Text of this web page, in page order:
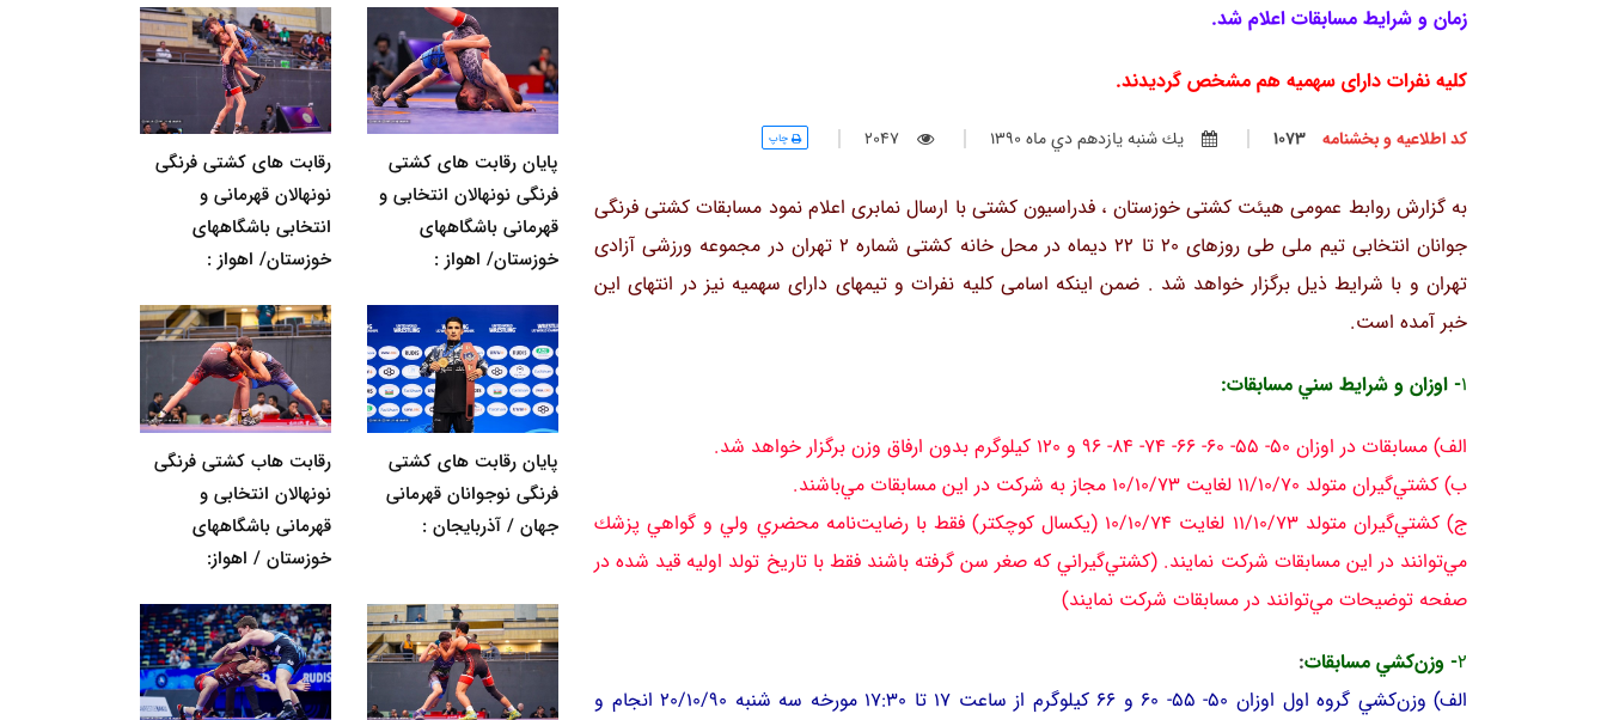
زمان و شرایط مسابقات اعلام شد.
کلیه نفرات دارای سهمیه هم مشخص گردیدند.
کد اطلاعیه و بخشنامه يك شنبه يازدهم دي ماه 1390 2047 چاپ
به گزارش روابط عمومی هیئت کشتی خوزستان ، فدراسیون کشتی با ارسال نمابری اعلام نمود مسابقات کشتی فرنگی
جوانان انتخابی تیم ملی طی روزهای 20 تا 22 دیماه در محل خانه کشتی شماره 2 تهران در مجموعه ورزشی آزادی
تهران و با شرایط ذیل برگزار خواهد شد . ضمن اینکه اسامی کلیه نفرات و تیمهای دارای سهمیه نیز در انتهای این
خبر آمده است.
1- اوزان و شرايط سني مسابقات:
الف) مسابقات در اوزان 50- 55- 60- 66- 74- 84- 96 و 120 كيلوگرم بدون ارفاق وزن برگزار خواهد شد.
ب) كشتي‌گيران متولد 11/10/70 لغايت 10/10/73 مجاز به شركت در اين مسابقات مي‌باشند.
ج) كشتي‌گيران متولد 11/10/73 لغايت 10/10/74 (يكسال كوچكتر) فقط با رضايت‌نامه محضري ولي و گواهي پزشك
مي‌توانند در اين مسابقات شركت نمايند. (كشتي‌گيراني كه صغر سن گرفته باشند فقط با تاريخ تولد اوليه قيد شده در
صفحه توضيحات مي‌توانند در مسابقات شركت نمايند)
2- وزن‌كشي مسابقات:
الف) وزن‌كشي گروه اول اوزان 50- 55- 60 و 66 كيلوگرم از ساعت 17 تا 17:30 مورخه سه شنبه 20/10/90 انجام و
پایان رقابت های کشتی
فرنگی نونهالان انتخابی و
قهرمانی باشگاههای
خوزستان/ اهواز :
رقابت های کشتی فرنگی
نونهالان قهرمانی و
انتخابی باشگاههای
خوزستان/ اهواز :
پایان رقابت های کشتی
فرنگی نوجوانان قهرمانی
جهان / آذربایجان :
رقابت هاب کشتی فرنگی
نونهالان انتخابی و
قهرمانی باشگاههای
خوزستان / اهواز: